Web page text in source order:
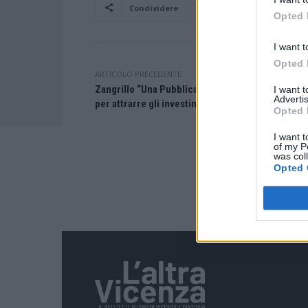
Opted
I want
Opted
I want
Opted
I want
of my
was
Opted
Condividere
ARTICOLO PRECEDENTE
Zangrillo “Una Pubblica amministrazione
per attrarre gli investimenti”